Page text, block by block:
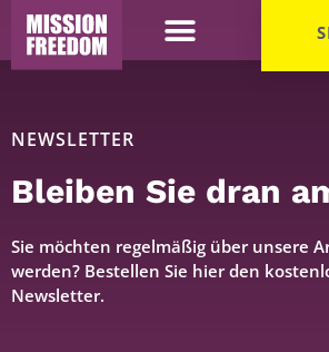
NEWSLETTER
Bleiben Sie dran
Sie möchten regelmäßig über unsere
werden? Bestellen Sie hier den
Newsletter.